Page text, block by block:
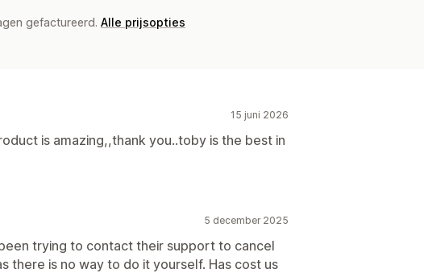
gefactureerd. Alle prijsopties
15 juni 2026
is amazing,,thank you..toby is the best in
5 december 2025
trying to contact their support to cancel
there is no way to do it yourself. Has cost us